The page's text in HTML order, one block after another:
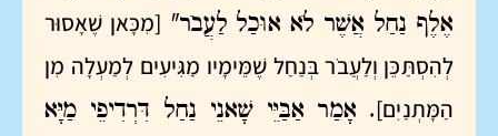
אֶלֶף נַחַל אֲשֶׁר לֹא אוּכַל לַעֲבֹר" [מִכָּאן שֶׁאָסוּר
לְהִסְתַּכֵּן וְלַעֲבֹר בְּנַחַל שֶׁמֵּימָיו מַגִּיעִים לְמַעְלָה מִן
הַמָּתְנַיִם]. אָמַר אַבַּיֵּי שָׁאנֵי נַחַל דִּרְדִיפֵי מַיָּא